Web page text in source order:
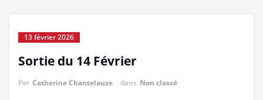
13 février 2026
Sortie du 14 Février
Par Catherine Chantelauze dans Non classé